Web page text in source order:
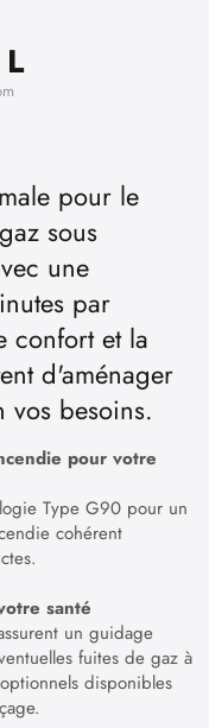
pour le
sous
une
par
confort et la
d'aménager
vos besoins.
pour votre
Type G90 pour un
cohérent
santé
un guidage
fuites de gaz à
disponibles